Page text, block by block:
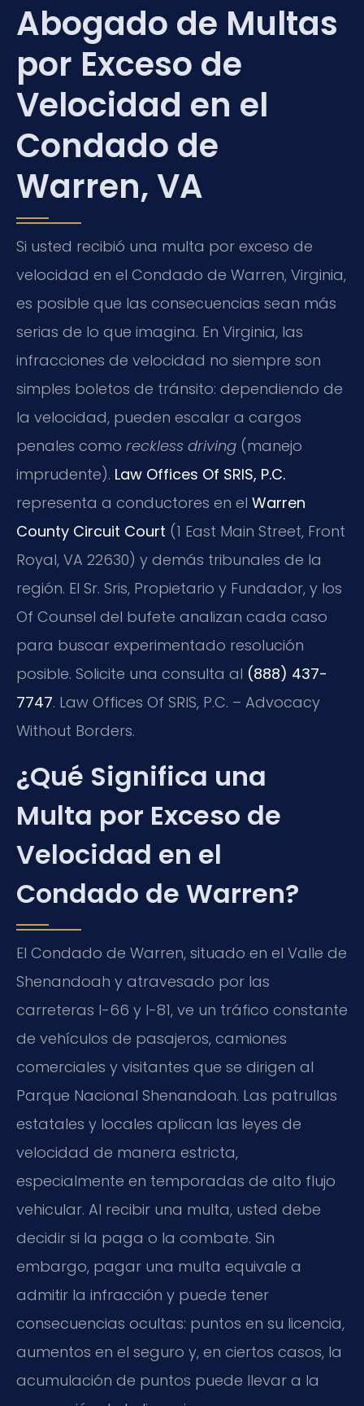
Abogado de Multas
por Exceso de
Velocidad en el
Condado de
Warren, VA
Si usted recibió una multa por exceso de
velocidad en el Condado de Warren, Virginia,
es posible que las consecuencias sean más
serias de lo que imagina. En Virginia, las
infracciones de velocidad no siempre son
simples boletos de tránsito: dependiendo de
la velocidad, pueden escalar a cargos
penales como reckless driving (manejo
imprudente). Law Offices Of SRIS, P.C.
representa a conductores en el Warren
County Circuit Court (1 East Main Street, Front
Royal, VA 22630) y demás tribunales de la
región. El Sr. Sris, Propietario y Fundador, y los
Of Counsel del bufete analizan cada caso
para buscar experimentado resolución
posible. Solicite una consulta al (888) 437-
7747. Law Offices Of SRIS, P.C. – Advocacy
Without Borders.
¿Qué Significa una
Multa por Exceso de
Velocidad en el
Condado de Warren?
El Condado de Warren, situado en el Valle de
Shenandoah y atravesado por las
carreteras I-66 y I-81, ve un tráfico constante
de vehículos de pasajeros, camiones
comerciales y visitantes que se dirigen al
Parque Nacional Shenandoah. Las patrullas
estatales y locales aplican las leyes de
velocidad de manera estricta,
especialmente en temporadas de alto flujo
vehicular. Al recibir una multa, usted debe
decidir si la paga o la combate. Sin
embargo, pagar una multa equivale a
admitir la infracción y puede tener
consecuencias ocultas: puntos en su licencia,
aumentos en el seguro y, en ciertos casos, la
acumulación de puntos puede llevar a la